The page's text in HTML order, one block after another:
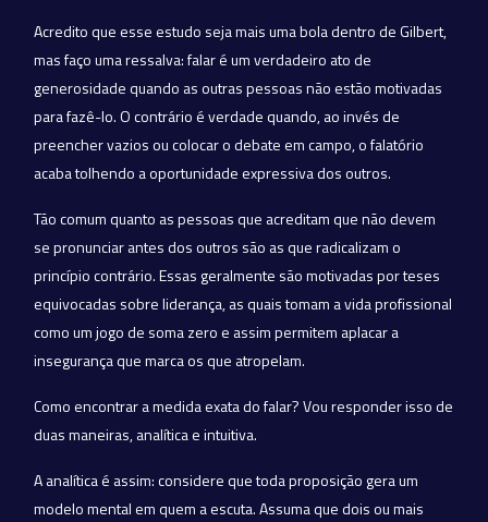
Acredito que esse estudo seja mais uma bola dentro de Gilbert,
mas faço uma ressalva: falar é um verdadeiro ato de
generosidade quando as outras pessoas não estão motivadas
para fazê-lo. O contrário é verdade quando, ao invés de
preencher vazios ou colocar o debate em campo, o falatório
acaba tolhendo a oportunidade expressiva dos outros.
Tão comum quanto as pessoas que acreditam que não devem
se pronunciar antes dos outros são as que radicalizam o
princípio contrário. Essas geralmente são motivadas por teses
equivocadas sobre liderança, as quais tomam a vida profissional
como um jogo de soma zero e assim permitem aplacar a
insegurança que marca os que atropelam.
Como encontrar a medida exata do falar? Vou responder isso de
duas maneiras, analítica e intuitiva.
A analítica é assim: considere que toda proposição gera um
modelo mental em quem a escuta. Assuma que dois ou mais